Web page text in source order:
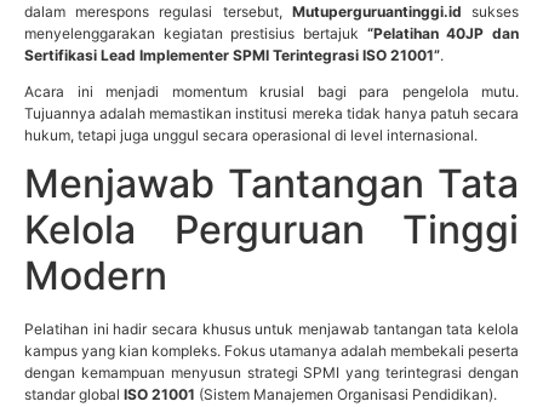
dalam merespons regulasi tersebut, Mutuperguruantinggi.id sukses
menyelenggarakan kegiatan prestisius bertajuk “Pelatihan 40JP dan
Sertifikasi Lead Implementer SPMI Terintegrasi ISO 21001”.
Acara ini menjadi momentum krusial bagi para pengelola mutu.
Tujuannya adalah memastikan institusi mereka tidak hanya patuh secara
hukum, tetapi juga unggul secara operasional di level internasional.
Menjawab Tantangan Tata
Kelola Perguruan Tinggi
Modern
Pelatihan ini hadir secara khusus untuk menjawab tantangan tata kelola
kampus yang kian kompleks. Fokus utamanya adalah membekali peserta
dengan kemampuan menyusun strategi SPMI yang terintegrasi dengan
standar global ISO 21001 (Sistem Manajemen Organisasi Pendidikan).